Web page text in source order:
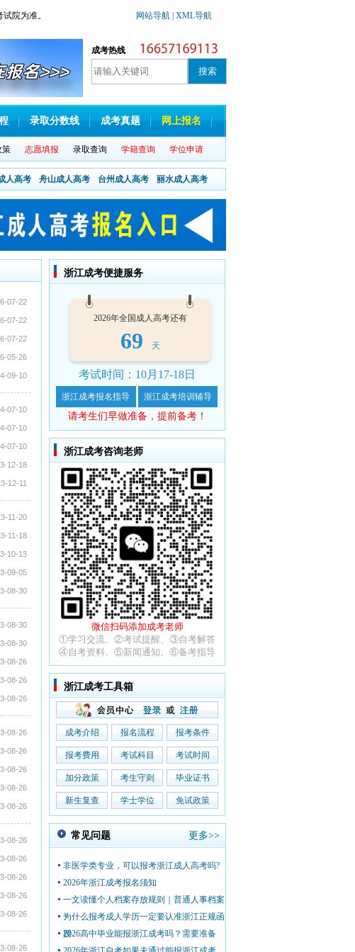
院为准。 网站导航 | XML导航
成考热线
录取分数线 成考真题 网上报名
策 志愿填报 录取查询 学籍查询 学位申请
人高考 舟山成人高考 台州成人高考 丽水成人高考
07-22
07-22
07-22
05-26
09-10
07-10
07-10
07-10
12-18
12-11
11-20
11-18
10-13
09-05
08-30
08-30
08-30
08-26
08-26
08-26
08-26
08-26
08-26
08-26
08-26
08-26
08-26
08-26
08-26
08-26
08-26
浙江成考便捷服务
2026年全国成人高考还有
69 天
考试时间：10月17-18日
浙江成考报名指导 浙江成考培训辅导
请考生们早做准备，提前备考！
浙江成考咨询老师
微信扫码添加成考老师
①学习交流、②考试提醒、③自考解答
④自考资料、⑤新闻通知、⑥备考指导
浙江成考工具箱
成考介绍 报名流程 报考条件
报考费用 考试科目 考试时间
加分政策 考生守则 毕业证书
新生复查 学士学位 免试政策
常见问题 更多>>
非医学类专业，可以报考浙江成人高考吗?
2026年浙江成考报名须知
一文读懂个人档案存放规则｜普通人事档案
+
为什么报考成人学历一定要认准浙江正规函
授
2026高中毕业能报浙江成考吗？需要准备